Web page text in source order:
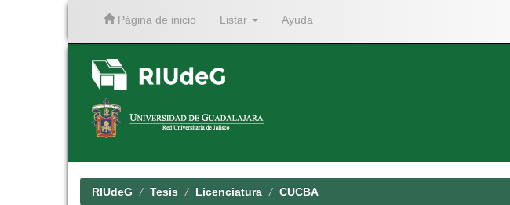
Página de inicio Listar Ayuda
RIUdeG Tesis Licenciatura CUCBA